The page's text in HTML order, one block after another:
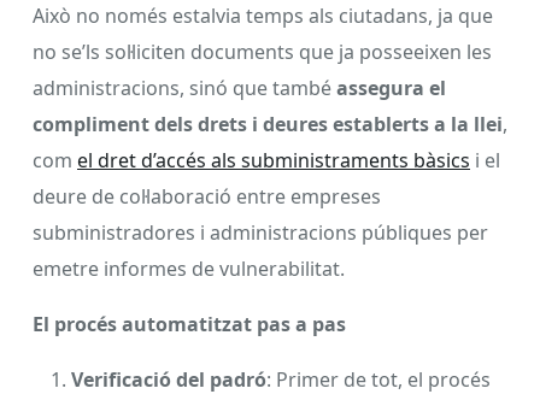
Això no només estalvia temps als ciutadans, ja que
no se’ls sol·liciten documents que ja posseeixen les
administracions, sinó que tambéassegura el
compliment dels drets i deures establerts a la llei,
com el dret d’accés als subministraments bàsics i el
deure de col·laboració entre empreses
subministradores i administracions públiques per
emetre informes de vulnerabilitat.
El procés automatitzat pas a pas
Verificació del padró: Primer de tot, el procés